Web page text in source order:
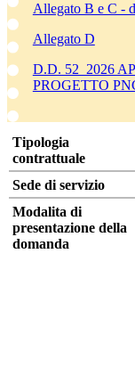
Allegato B e C -
Allegato D
D.D. 52_2026
PROGETTO
Tipologia
contrattuale
Sede di servizio
Modalita di
presentazione della
domanda